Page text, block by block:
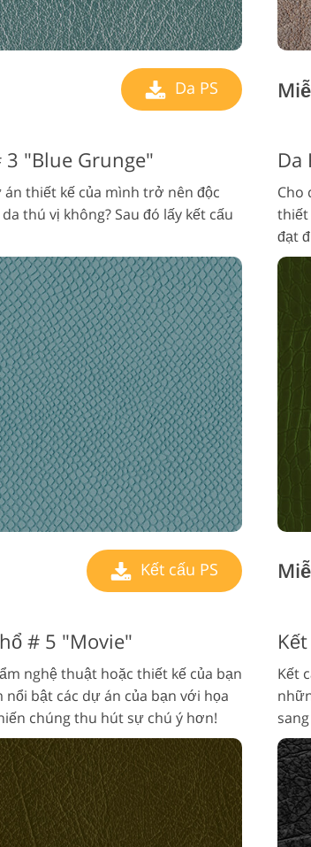
Da PS
3 "Blue Grunge"
thiết kế của mình trở nên độc
thú vị không? Sau đó lấy kết cấu
Kết cấu PS
Da
Cho
thiết
đạt
# 5 "Movie"
nghệ thuật hoặc thiết kế của bạn
nổi bật các dự án của bạn với họa
chúng thu hút sự chú ý hơn!
Kết